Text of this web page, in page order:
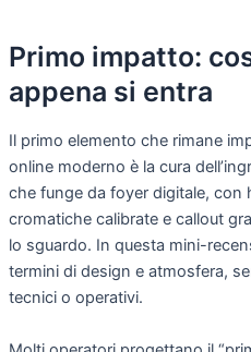
Primo impatto:
appena si entra
Il primo elemento che rimane
online moderno è la cura
che funge da foyer digitale, con
cromatiche calibrate e callout
lo sguardo. In questa mini-
termini di design e atmosfera,
tecnici o operativi.